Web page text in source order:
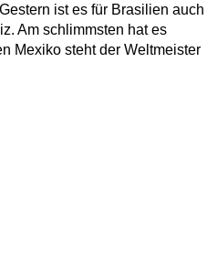
ist es für Brasilien auch
Am schlimmsten hat es
Mexiko steht der Weltmeister